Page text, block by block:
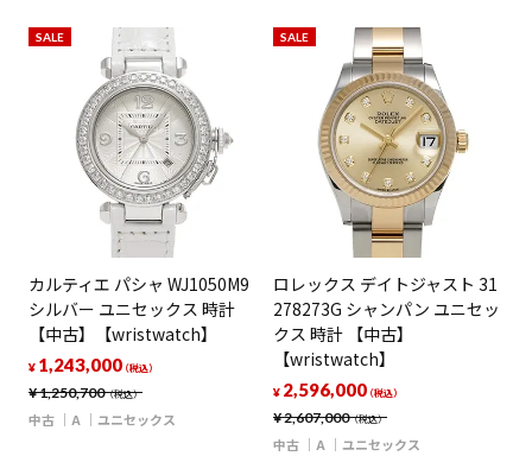
SALE
カルティエ パシャ WJ1050M9
シルバー ユニセックス 時計
【中古】【wristwatch】
¥1,250,700（税込）
¥ 1,243,000（税込）
中古 A ユニセックス
SALE
ロレックス デイトジャスト 31
278273G シャンパン ユニセッ
クス 時計 【中古】
【wristwatch】
¥2,607,000（税込）
¥ 2,596,000（税込）
中古 A ユニセックス